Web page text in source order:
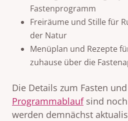
Fastenprogramm
Freiräume und Stille für
der Natur
Menüplan und Rezepte
zuhause über die
Die Details zum Fasten
Programmablaufsind
werden demnächst